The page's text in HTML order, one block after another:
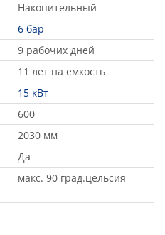
Накопительный
6 бар
9 рабочих дней
11 лет на емкость
15 кВт
600
2030 мм
Да
макс. 90 град.цельсия